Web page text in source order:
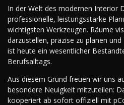
In der Welt des modernen Interior
professionelle, leistungsstarke
wichtigsten Werkzeugen. Räume
darzustellen, präzise zu planen
ist heute ein wesentlicher
Berufsalltags.
Aus diesem Grund freuen wir uns
besondere Neuigkeit mitzuteilen:
kooperiert ab sofort offiziell mit